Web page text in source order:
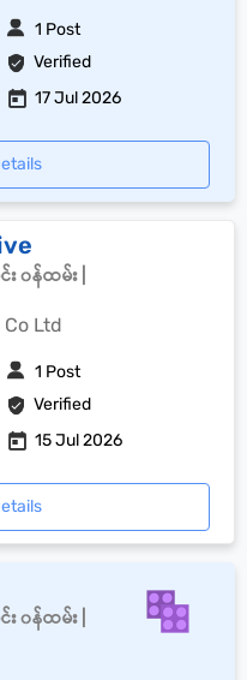
Verified
1 Post
17 Jul 2026
၀န်ထမ်း |
Ltd
Verified
1 Post
15 Jul 2026
၀န်ထမ်း |